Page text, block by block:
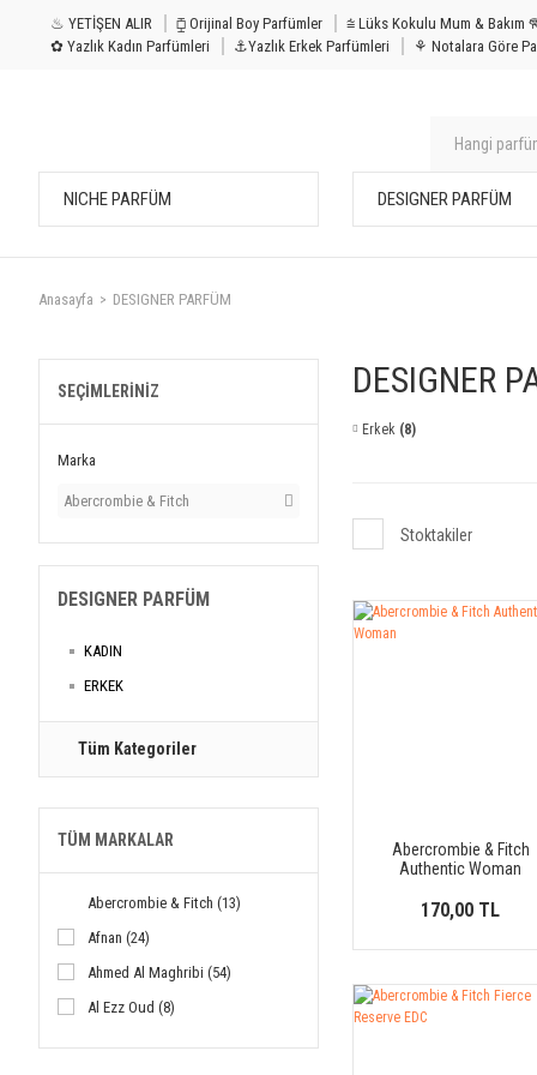
♨ YETİŞEN ALIR ⧮ Orijinal Boy Parfümler ⩭ Lüks
✿ Yazlık Kadın Parfümleri
⚓Yazlık Erkek Parfümleri ⚘ Notalara Göre
NICHE PARFÜM DESIGNER PARFÜM
Anasayfa DESIGNER PARFÜM
SEÇIMLERINIZ
Marka
Abercrombie & Fitch
DESIGNER PARFÜM
KADIN
ERKEK
Tüm Kategoriler
TÜM MARKALAR
Abercrombie & Fitch (13)
Afnan (24)
Ahmed Al Maghribi (54)
Al Ezz Oud (8)
DESIGNER
Erkek (8)
Stoktakiler
Abercrombie & Fitch
Authentic Woman
170,00 TL